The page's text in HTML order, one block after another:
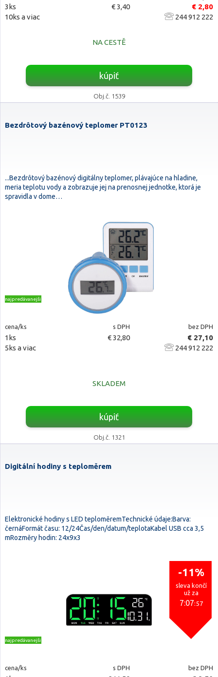
3ks
€ 3,40
€ 2,80
10ks a viac
244 912 222
NA CESTĚ
kúpiť
Obj.č. 1539
Bezdrôtový bazénový teplomer PT0123
...Bezdrôtový bazénový digitálny teplomer, plávajúce na hladine,
meria teplotu vody a zobrazuje jej na prenosnej jednotke, ktorá je
spravidla v dome…
najpredávanejšie
cena/ks s DPH bez DPH
1ks € 32,80
€ 27,10
5ks a viac
244 912 222
SKLADEM
kúpiť
Obj.č. 1321
Digitální hodiny s teploměrem
Elektronické hodiny s LED teploměremTechnické údaje:Barva:
černáFormát času: 12/24Čas/den/datum/teplotaKabel USB cca 3,5
mRozměry hodin: 24x9x3
-11%
sleva končí
už za
7:07:56
najpredávanejšie
cena/ks s DPH bez DPH